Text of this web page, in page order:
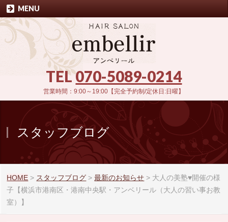
TEL070-5089-0214
営業時間：9:00～19:00【完全予約制/定休日:日曜】
MENU
スタッフブログ
HOME > スタッフブログ >最新のお知らせ > 大人の美塾♥開催の様
子【横浜市港南区・港南中央駅・アンベリール（大人の習い事お教
室）】